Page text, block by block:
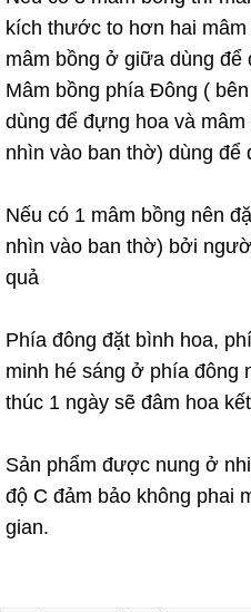
kích thước to hơn hai
mâm bồng ở giữa dùng để
Mâm bồng phía Đông (
dùng để đựng hoa và
nhìn vào ban thờ) dùng để
Nếu có 1 mâm bồng nên
nhìn vào ban thờ) bởi
quả
Phía đông đặt bình hoa,
minh hé sáng ở phía đông
thúc 1 ngày sẽ đâm hoa
Sản phẩm được nung ở
độ C đảm bảo không phai
gian.